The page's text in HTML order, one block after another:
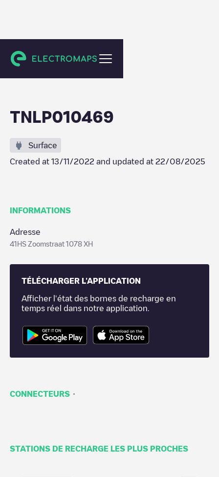
Amsterdam
TNLP010469
Surface
Created at 13/11/2022 and updated at 22/08/2025
INFORMATIONS
Adresse
41HS Zoomstraat 1078 XH
TÉLÉCHARGER L'APPLICATION
Afficher l'état des bornes de recharge en
temps réel dans notre application.
CONNECTEURS ·
STATIONS DE RECHARGE LES PLUS PROCHES